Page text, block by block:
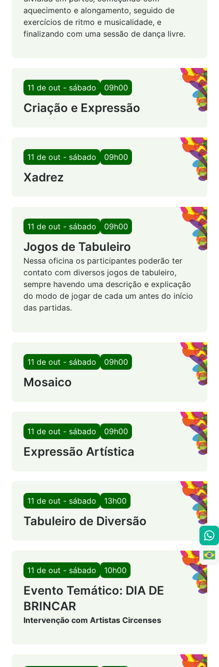
aquecimento e alongamento, seguido de
exercícios de ritmo e musicalidade, e
finalizando com uma sessão de dança livre.
11 de out - sábado 09h00
Criação e Expressão
11 de out - sábado 09h00
Xadrez
11 de out - sábado 09h00
Jogos de Tabuleiro
Nessa oficina os participantes poderão ter
contato com diversos jogos de tabuleiro,
sempre havendo uma descrição e explicação
do modo de jogar de cada um antes do início
das partidas.
11 de out - sábado 09h00
Mosaico
11 de out - sábado 09h00
Expressão Artística
11 de out - sábado 13h00
Tabuleiro de Diversão
11 de out - sábado 10h00
Evento Temático: DIA DE
BRINCAR
Intervenção com Artistas Circenses